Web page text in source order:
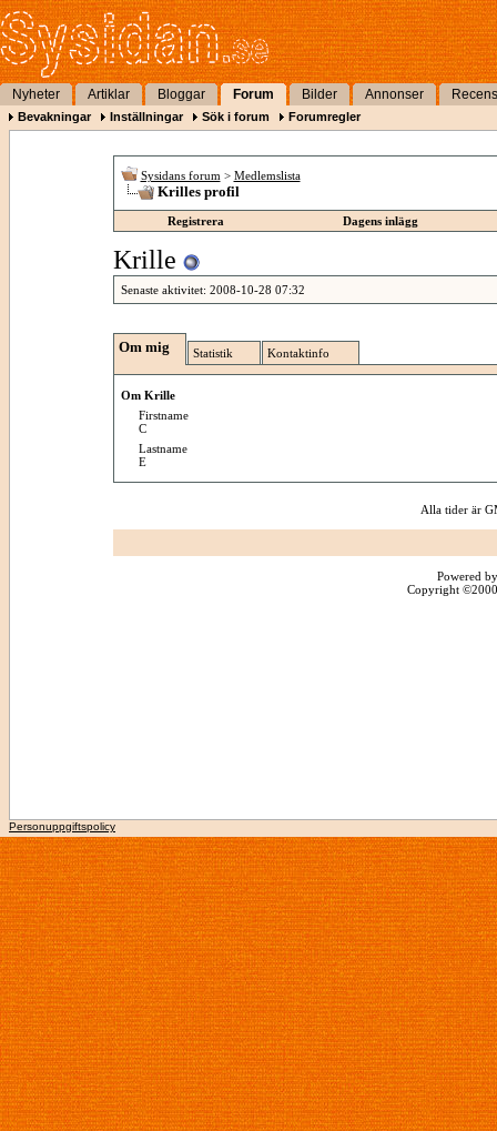
Nyheter Artiklar Bloggar Forum Bilder Annonser
Bevakningar Inställningar Sök i forum Forumregler
Sysidans forum > Medlemslista
Krilles profil
Registrera Dagens inlägg
Krille
Senaste aktivitet: 2008-10-28 07:32
Om mig Statistik Kontaktinfo
Om Krille
Firstname
C
Lastname
E
Alla tider är
Powered
Copyright
Personuppgiftspolicy